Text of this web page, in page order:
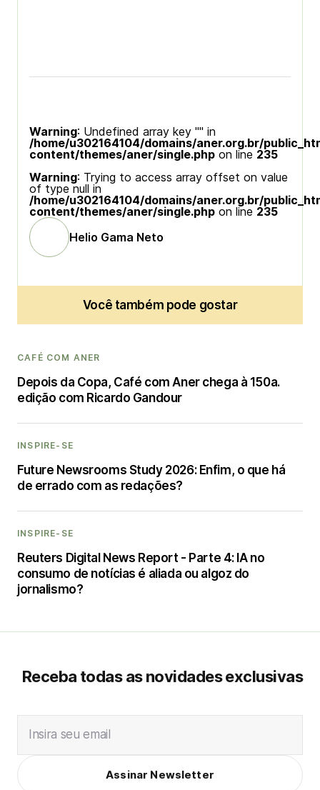
Warning: Undefined array key "" in
/home/u302164104/domains/aner.org.br/
content/themes/aner/single.php on line 235
Warning: Trying to access array offset on value
of type null in
/home/u302164104/domains/aner.org.br/
content/themes/aner/single.php on line 235
Helio Gama Neto
Você também pode gostar
CAFÉ COM ANER
Depois da Copa, Café com Aner chega à 150a.
edição com Ricardo Gandour
INSPIRE-SE
Future Newsrooms Study 2026: Enfim, o que há
de errado com as redações?
INSPIRE-SE
Reuters Digital News Report - Parte 4: IA no
consumo de notícias é aliada ou algoz do
jornalismo?
Receba todas as novidades exclusivas
Insira seu email
Assinar Newsletter